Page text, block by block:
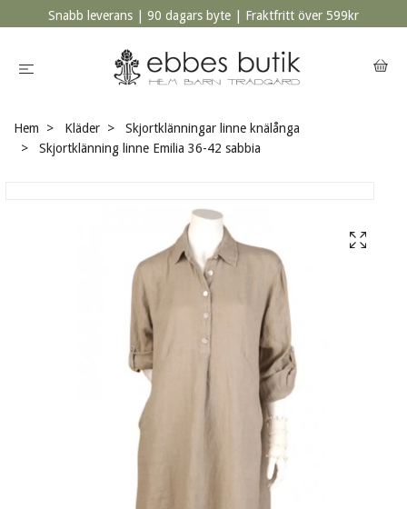
Snabb leverans | 90 dagars byte | Fraktfritt över 599kr
Hem Kläder
Skjortklänningar linne knälånga
Skjortklänning linne Emilia 36-42 sabbia